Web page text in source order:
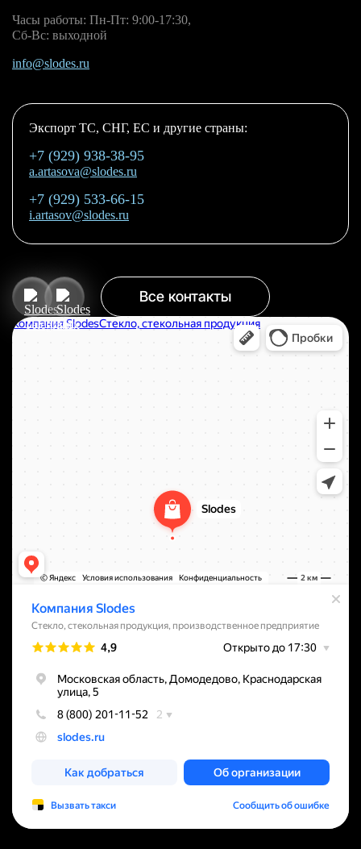
Часы работы: Пн-Пт: 9:00-17:30,
Сб-Вс: выходной
info@slodes.ru
Экспорт ТС, СНГ, ЕС и другие страны:
+7 (929) 938-38-95
a.artasova@slodes.ru
+7 (929) 533-66-15
i.artasov@slodes.ru
Все контакты